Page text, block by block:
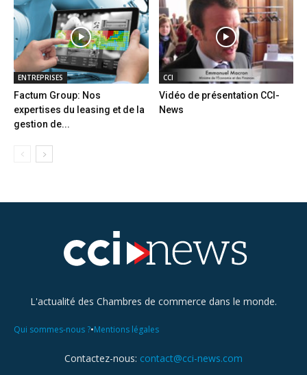
ENTREPRISES
Factum Group: Nos
expertises du leasing et de la
gestion de...
CCI
Vidéo de présentation CCI-
News
L'actualité des Chambres de commerce dans le monde.
Qui sommes-nous ?•Mentions légales
Contactez-nous: contact@cci-news.com